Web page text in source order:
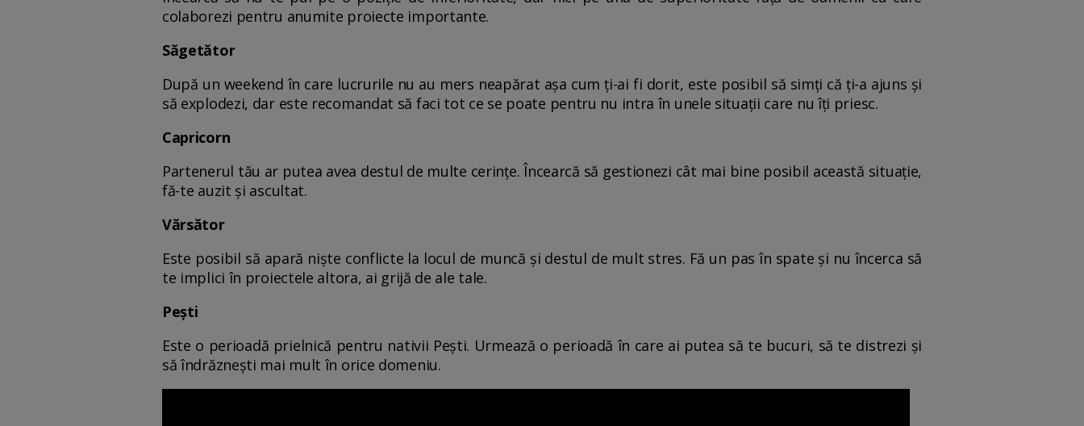
colaborezi pentru anumite proiecte importante.
Săgetător
După un weekend în care lucrurile nu au mers neapărat așa cum ți-ai fi dorit, este posibil să simți că ți-a ajuns și
să explodezi, dar este recomandat să faci tot ce se poate pentru nu intra în unele situații care nu îți priesc.
Capricorn
Partenerul tău ar putea avea destul de multe cerințe. Încearcă să gestionezi cât mai bine posibil această situație,
fă-te auzit și ascultat.
Vărsător
Este posibil să apară niște conflicte la locul de muncă și destul de mult stres. Fă un pas în spate și nu încerca să
te implici în proiectele altora, ai grijă de ale tale.
Pești
Este o perioadă prielnică pentru nativii Pești. Urmează o perioadă în care ai putea să te bucuri, să te distrezi și
să îndrăznești mai mult în orice domeniu.